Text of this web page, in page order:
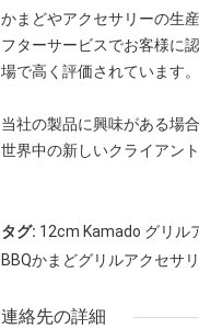
かまどやアクセサリーの生
フターサービスでお客様に
場で高く評価されています。
当社の製品に興味がある場
世界中の新しいクライアン
タグ: 12cm Kamado グリル
BBQかまどグリルアクセサ
連絡先の詳細